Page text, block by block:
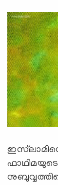
a
t
i
o
n